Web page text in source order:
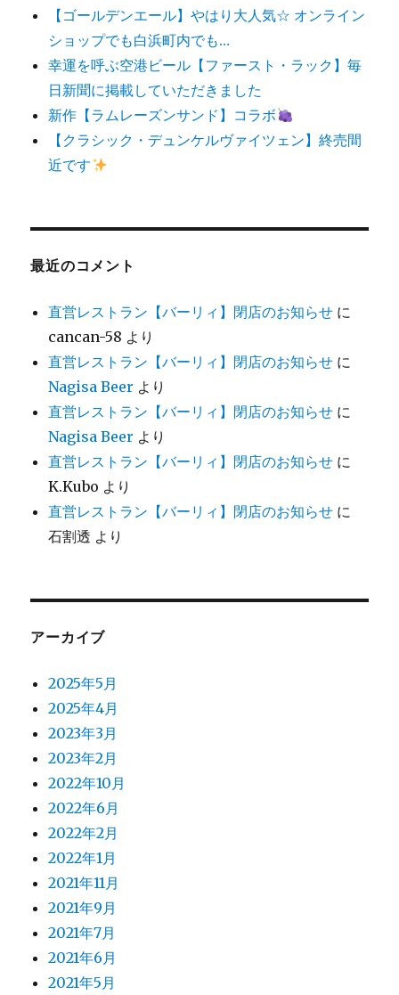
【ゴールデンエール】やはり大人気☆ オンライン
ショップでも白浜町内でも…
幸運を呼ぶ空港ビール【ファースト・ラック】毎
日新聞に掲載していただきました
新作【ラムレーズンサンド】コラボ
【クラシック・デュンケルヴァイツェン】終売間
近です
最近のコメント
直営レストラン【バーリィ】閉店のお知らせ に
cancan-58 より
直営レストラン【バーリィ】閉店のお知らせ に
Nagisa Beer より
直営レストラン【バーリィ】閉店のお知らせ に
Nagisa Beer より
直営レストラン【バーリィ】閉店のお知らせ に
K.Kubo より
直営レストラン【バーリィ】閉店のお知らせ に
石割透 より
アーカイブ
2025年5月
2025年4月
2023年3月
2023年2月
2022年10月
2022年6月
2022年2月
2022年1月
2021年11月
2021年9月
2021年7月
2021年6月
2021年5月